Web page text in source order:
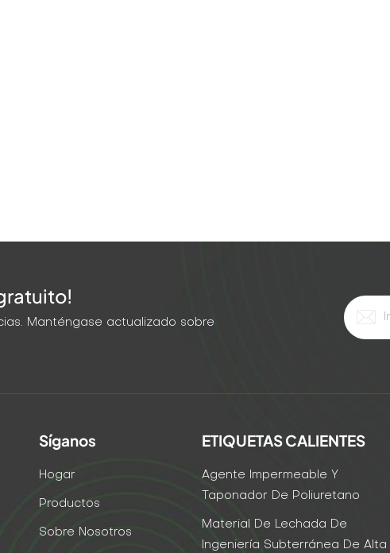
Manténgase actualizado sobre
Síganos
Hogar
Productos
Sobre Nosotros
ETIQUETAS CALIENTES
Agente Impermeable Y
Taponador De Poliuretano
Material De Lechada De
Ingeniería Subterránea De Alta